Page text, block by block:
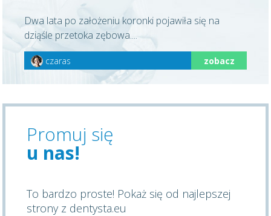
Dwa lata po założeniu koronki pojawiła się na
dziąśle przetoka zębowa....
czaras zobacz
Promuj się
u nas!
To bardzo proste! Pokaż się od najlepszej
strony z dentysta.eu